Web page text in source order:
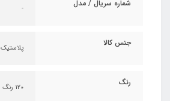
شماره سریال / مدل -
جنس کالا پلاستیک
رنگ 120 رنگ